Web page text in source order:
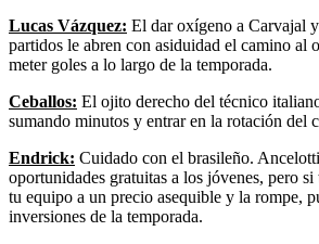
Lucas Vázquez: El dar oxígeno a Carvajal
partidos le abren con asiduidad el camino al
meter goles a lo largo de la temporada.
Ceballos: El ojito derecho del técnico
sumando minutos y entrar en la rotación del
Endrick: Cuidado con el brasileño.
oportunidades gratuitas a los jóvenes, pero si
tu equipo a un precio asequible y la rompe,
inversiones de la temporada.